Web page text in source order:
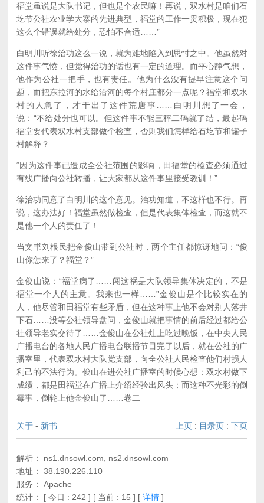
福堂虽说是大队书记，但也是个农民嘛！再说，双水村是咱们石
圪节公社农业学大寨的先进典型，福堂的工作一贯积极，现在犯
这么个错误就给处分，恐怕不合适……”
白明川听徐治功这么一说，就为难地陷入到思忖之中。他虽然对
这件事气愤，但觉得治功的话也有一定的道理。而平心静气想，
他作为公社一把手，也有责任。他为什么没有提早注意这个问
题，而把东拉河的水给沿河的每个村庄都分一点呢？福堂和双水
村的人急了，才干出了这件荒唐事……白明川想了一会，
说：“不给处分也可以。但这件事不能三秤二码就了结，最起码
福堂要代表双水村支部做个检查，否则我们怎样给石圪节和罐子
村解释？
“因为这件事已造成全公社范围的影响，田福堂的检查必须通过
有线广播向公社转播，让大家都从这件事里接受教训！”
徐治功同意了白明川的这个意见。治功知道，不这样也不行。再
说，这办法好！福堂虽然做检查，但是代表集体检查，而这就不
是他一个人的责任了！
当文书刘根民把金俊山带到公社时，两个主任都惊讶地问：“俊
山你怎来了？福堂？”
金俊山说：“福堂病了……闯这祸是大队领导集体决定的，不是
福堂一个人的主意。我来也一样……”金俊山是个比较实在的
人，他尽管和田福堂有些矛盾，但在这种事上他不会对别人落井
下石……没等公社领导盘问，金俊山就把事情的前后经过都给公
社领导老实交待了……金俊山在公社灶上吃过晚饭，在中央人民
广播电台的各地人民广播电台联播节目完了以后，就在公社的广
播室里，代表双水村大队党支部，向全公社人民检查他们村损人
利己的不法行为。俊山在进公社广播室的时候心想：双水村做下
成绩，都是田福堂在广播上介绍经验出风头；而这种不光彩的倒
霉事，倒轮上他金俊山了……卷二
关于 - 新书 上页 : 目录页 : 下页
解析： ns1.dnsowl.com, ns2.dnsowl.com
地址： 38.190.226.110
服务： Apache
统计： [ 今日 : 242 ] [ 当前 : 15 ] [ 详情 ]